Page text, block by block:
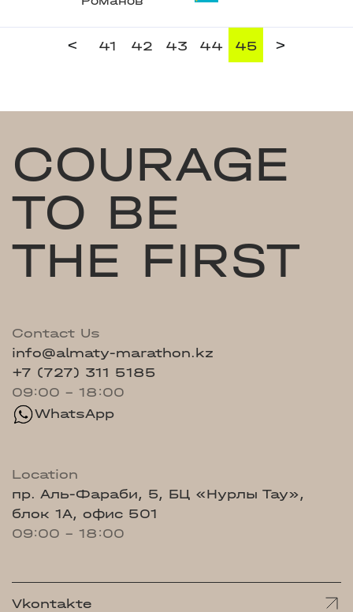
< 41 42 43 44 45 >
COURAGE
TO BE
THE FIRST
Contact Us
info@almaty-marathon.kz
+7 (727) 311 5185
09:00 - 18:00
WhatsApp
Location
пр. Аль-Фараби, 5, БЦ «Нурлы Тау»,
блок 1А, офис 501
09:00 - 18:00
Vkontakte